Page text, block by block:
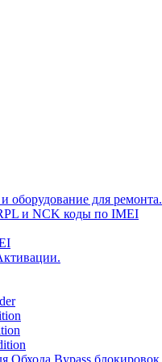
для ремонта.
и NCK коды по IMEI
Обхода Bypass